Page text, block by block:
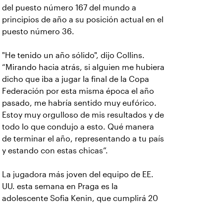
del puesto número 167 del mundo a
principios de año a su posición actual en el
puesto número 36.
"He tenido un año sólido", dijo Collins.
“Mirando hacia atrás, si alguien me hubiera
dicho que iba a jugar la final de la Copa
Federación por esta misma época el año
pasado, me habría sentido muy eufórico.
Estoy muy orgulloso de mis resultados y de
todo lo que condujo a esto. Qué manera
de terminar el año, representando a tu país
y estando con estas chicas”.
La jugadora más joven del equipo de EE.
UU. esta semana en Praga es la
adolescente Sofia Kenin, que cumplirá 20